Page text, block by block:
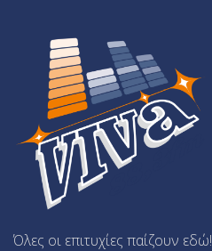
Όλες οι επιτυχίες παίζουν εδώ!